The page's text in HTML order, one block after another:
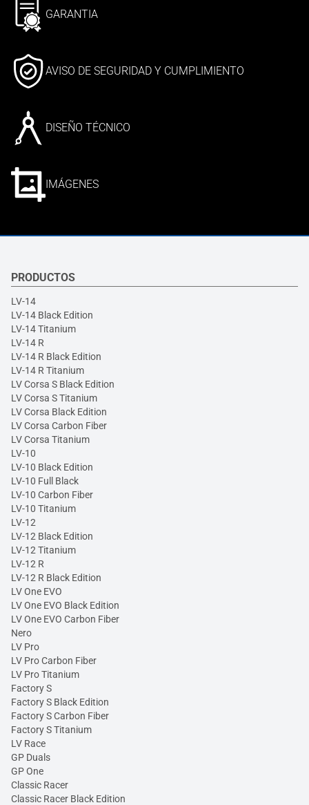
GARANTIA
AVISO DE SEGURIDAD Y CUMPLIMIENTO
DISEÑO TÉCNICO
IMÁGENES
PRODUCTOS
LV-14
LV-14 Black Edition
LV-14 Titanium
LV-14 R
LV-14 R Black Edition
LV-14 R Titanium
LV Corsa S Black Edition
LV Corsa S Titanium
LV Corsa Black Edition
LV Corsa Carbon Fiber
LV Corsa Titanium
LV-10
LV-10 Black Edition
LV-10 Full Black
LV-10 Carbon Fiber
LV-10 Titanium
LV-12
LV-12 Black Edition
LV-12 Titanium
LV-12 R
LV-12 R Black Edition
LV One EVO
LV One EVO Black Edition
LV One EVO Carbon Fiber
Nero
LV Pro
LV Pro Carbon Fiber
LV Pro Titanium
Factory S
Factory S Black Edition
Factory S Carbon Fiber
Factory S Titanium
LV Race
GP Duals
GP One
Classic Racer
Classic Racer Black Edition